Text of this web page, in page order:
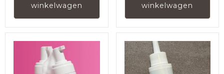
winkelwagen
winkelwagen